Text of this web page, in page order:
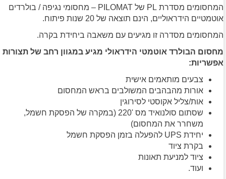
המחסומים מסדרת PL של PILOMAT – מחסומי נגיפה / בולרדים
אוטמטיים הידראוליים, הינם תוצאה של 20 שנות פיתוח.
המחסומים מסדרה זו מגיעים עם משאבה ביחידת בקרה.
מחסום הבולרד אוטמטי הידראולי מגיע במגוון רחב של תצורות
אפשריות:
צבעים מותאמים אישית
אורות מהבהבים המשולבים בראש המחסום
אות/צליל אקוסטי לסירוגין
שסתום סולנואיד מס '220 (במקרה של הפסקת חשמל,
משחרר את המחסום)
יחידת UPS להפעלה בזמן הפסקת חשמל
בקרת ציוד
ציוד למניעת תאונות
ועוד.